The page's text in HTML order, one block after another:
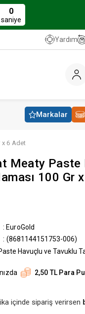
0
saniye
Yardım
Markalar
x 6 Adet
Meaty Paste
100 Gr
: EuroGold
(8681144151753-006)
Havuçlu ve Tavuklu
2,50 TL Para
içinde sipariş verirsen